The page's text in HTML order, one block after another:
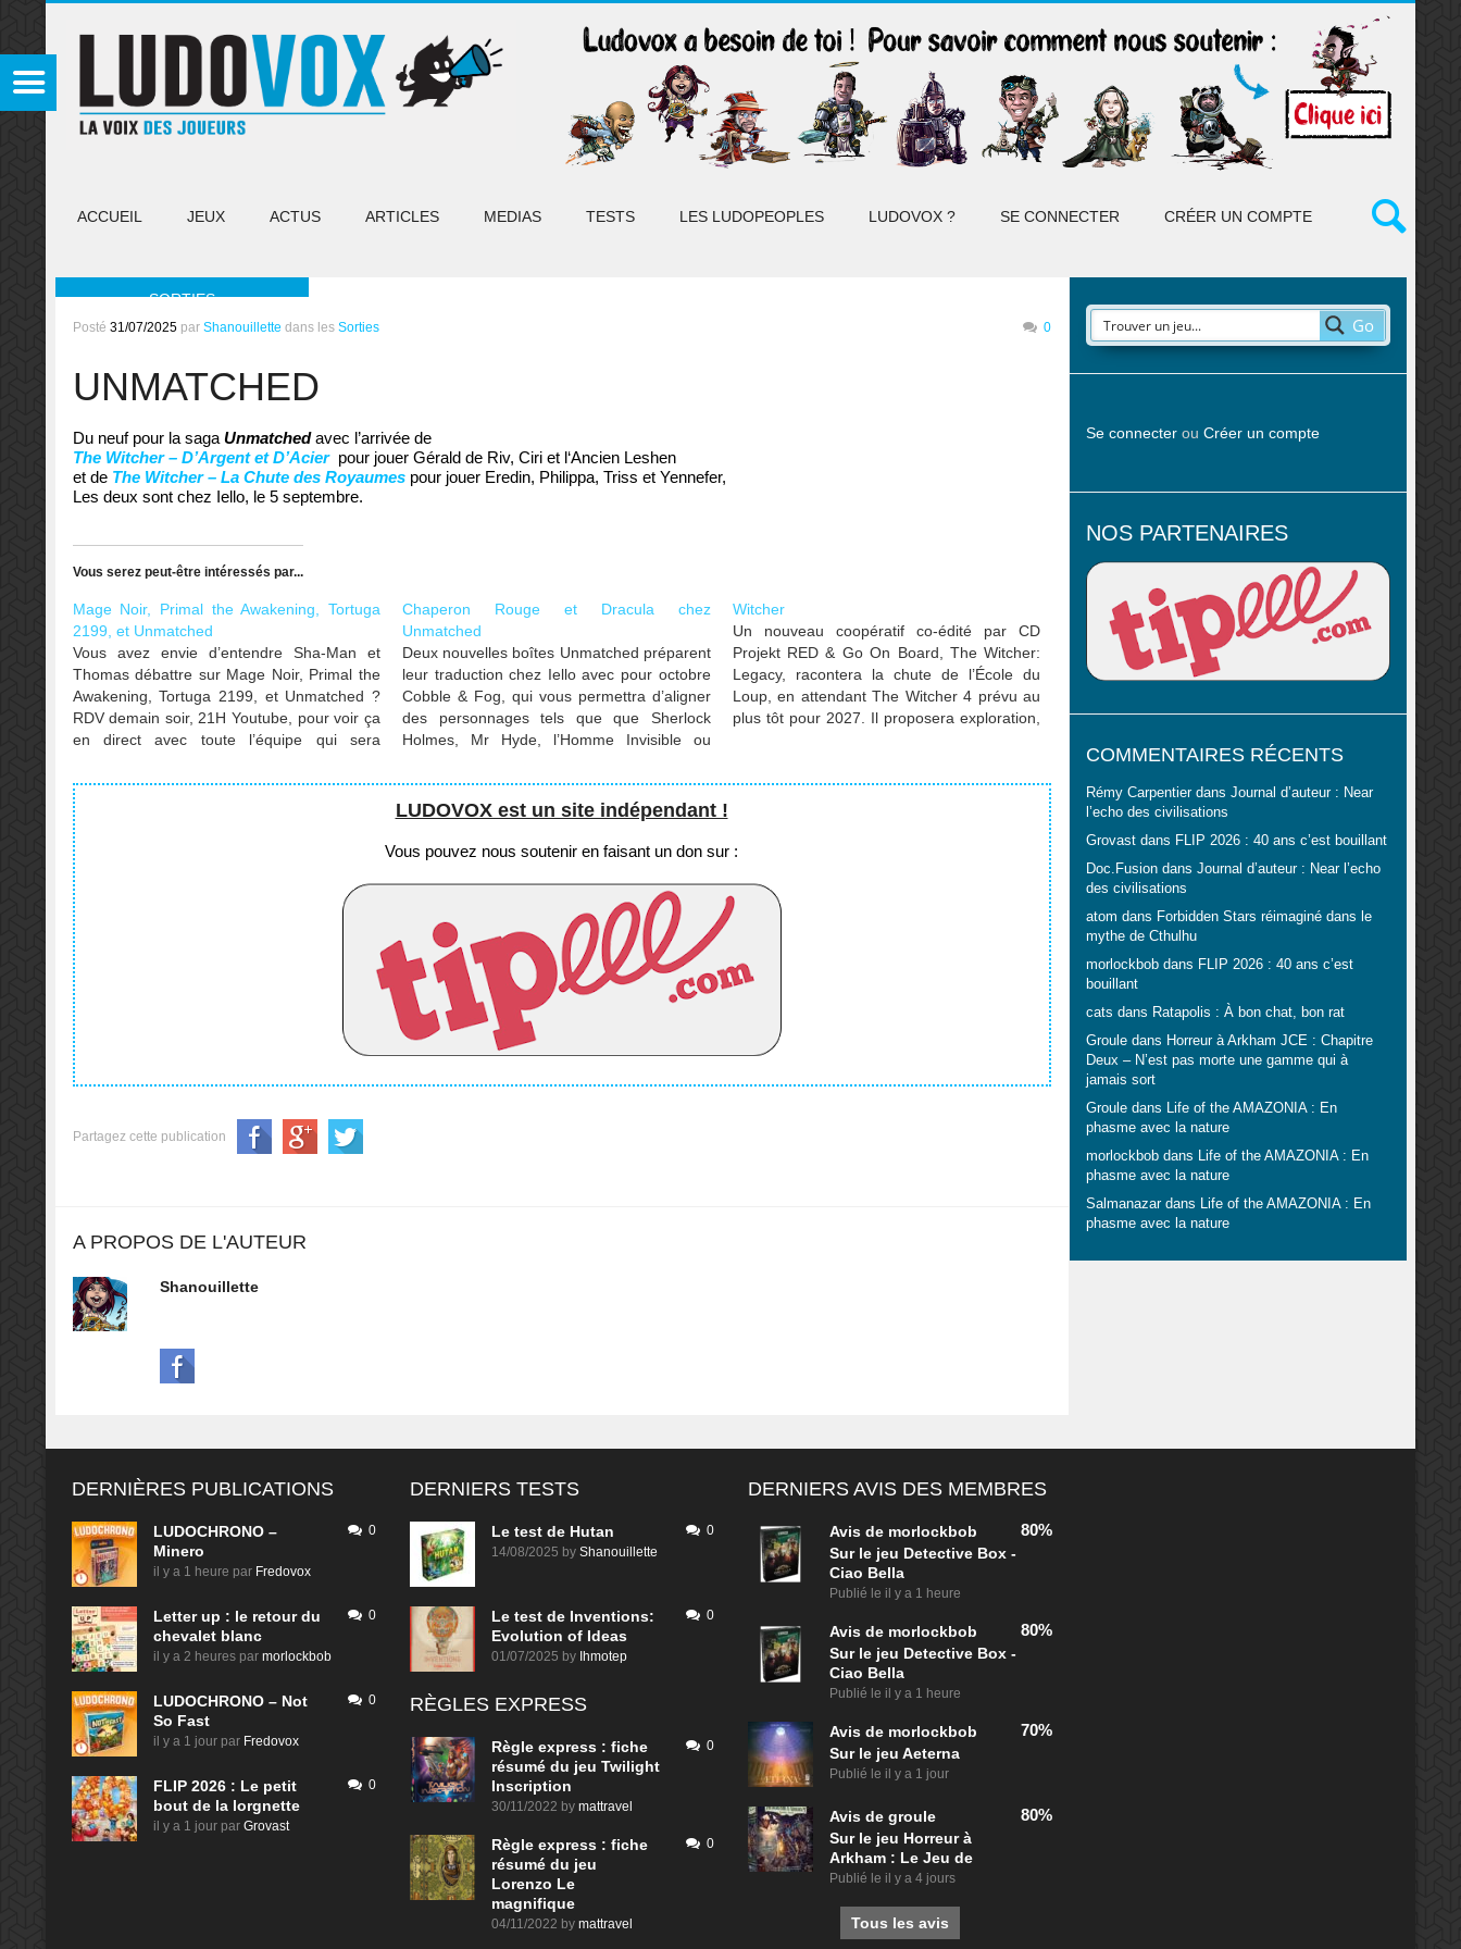
ACCUEIL JEUX ACTUS ARTICLES MEDIAS TESTS LES LUDOPEOPLES LUDOVOX ? SE CONNECTER CRÉER UN COMPTE
SORTIES
Posté 31/07/2025 par Shanouillette dans les Sorties 0
UNMATCHED
Du neuf pour la saga Unmatched avec l’arrivée de
The Witcher – D’Argent et D’Acierpour jouer Gérald de Riv, Ciri et l‘Ancien Leshen
et de The Witcher – La Chute des Royaumespour jouer Eredin, Philippa, Triss et Yennefer,
Les deux sont chez Iello, le 5 septembre.
Vous serez peut-être intéressés par...
Mage Noir, Primal the Awakening, Tortuga
2199, et Unmatched
Vous avez envie d’entendre Sha-Man et
Thomas débattre sur Mage Noir, Primal the
Awakening, Tortuga 2199, et Unmatched ?
RDV demain soir, 21H Youtube, pour voir ça
en direct avec toute l’équipe qui sera
avec vous ! Vous y serez ?
Chaperon Rouge et Dracula chez
Unmatched
Deux nouvelles boîtes Unmatched préparent
leur traduction chez Iello avec pour octobre
Cobble & Fog, qui vous permettra d’aligner
des personnages tels que que Sherlock
Holmes, Mr Hyde, l’Homme Invisible ou
Beowulf, pour la toute fin d’année/début
2022.
Witcher
Un nouveau coopératif co-édité par CD
Projekt RED & Go On Board, The Witcher:
Legacy, racontera la chute de l’École du
Loup, en attendant The Witcher 4 prévu au
plus tôt pour 2027. Il proposera exploration,
Legacy sera la…
LUDOVOX est un site indépendant !
Vous pouvez nous soutenir en faisant un don sur :
Partagez cette publication
A PROPOS DE L'AUTEUR
Shanouillette
Go
Se connecterou Créer un compte
NOS PARTENAIRES
COMMENTAIRES RÉCENTS
Rémy Carpentierdans Journal d’auteur : Near
l’echo des civilisations
Grovastdans FLIP 2026 : 40 ans c’est bouillant
Doc.Fusiondans Journal d’auteur : Near l’echo
des civilisations
atom dans Forbidden Stars réimaginé dans le
mythe de Cthulhu
morlockbobdans FLIP 2026 : 40 ans c’est
bouillant
cats dans Ratapolis : À bon chat, bon rat
Grouledans Horreur à Arkham JCE : Chapitre
Deux – N’est pas morte une gamme qui à
jamais sort
Grouledans Life of the AMAZONIA : En
phasme avec la nature
morlockbobdans Life of the AMAZONIA : En
phasme avec la nature
Salmanazardans Life of the AMAZONIA : En
phasme avec la nature
DERNIÈRES PUBLICATIONS
LUDOCHRONO –
Minero
il y a 1 heure par Fredovox
0
Letter up : le retour du
chevalet blanc
il y a 2 heures par morlockbob
0
LUDOCHRONO – Not
So Fast
il y a 1 jour par Fredovox
0
FLIP 2026 : Le petit
bout de la lorgnette
il y a 1 jour par Grovast
0
DERNIERS TESTS
Le test de Hutan
14/08/2025 by Shanouillette
0
Le test de Inventions:
Evolution of Ideas
01/07/2025 by Ihmotep
0
RÈGLES EXPRESS
Règle express : fiche
résumé du jeu Twilight
Inscription
30/11/2022 by mattravel
0
Règle express : fiche
résumé du jeu
Lorenzo Le
magnifique
04/11/2022 by mattravel
0
DERNIERS AVIS DES MEMBRES
Avis de morlockbob
Sur le jeu Detective Box -
Ciao Bella
Publié le il y a 1 heure
80%
Avis de morlockbob
Sur le jeu Detective Box -
Ciao Bella
Publié le il y a 1 heure
80%
Avis de morlockbob
Sur le jeu Aeterna
Publié le il y a 1 jour
70%
Avis de groule
Sur le jeu Horreur à
Arkham : Le Jeu de
Publié le il y a 4 jours
80%
Tous les avis